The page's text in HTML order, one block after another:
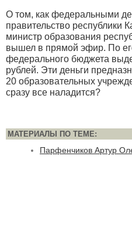
О том, как федеральными
правительство республики
министр образования
вышел в прямой эфир. По
федерального бюджета
рублей. Эти деньги
20 образовательных
сразу все наладится?
МАТЕРИАЛЫ ПО ТЕМЕ:
Парфенчиков Артур